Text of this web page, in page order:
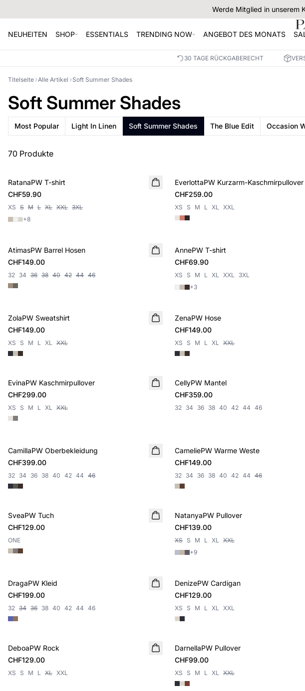
Werde Mitglied in unserem
NEUHEITEN SHOP ESSENTIALS TRENDING NOW ANGEBOT DES MONATS
30 TAGE RÜCKGABERECHT
Titelseite Alle Artikel Soft Summer Shades
Soft Summer Shades
Most Popular Light In Linen Soft Summer Shades The Blue Edit Occasion
70 Produkte
NEUHEIT
RatanaPW T-shirt
CHF59.90
XS S M L XL XXL 3XL
+8
NEUHEIT
EverlottaPW Kurzarm-Kaschmirpullover
CHF259.00
XS S M L XL XXL
NEUHEIT
AtimasPW Barrel Hosen
CHF149.00
32 34 36 38 40 42 44 46
NEUHEIT
AnnePW T-shirt
CHF69.90
XS S M L XL XXL 3XL
+3
NEUHEIT
ZolaPW Sweatshirt
CHF149.00
XS S M L XL XXL
NEUHEIT
ZenaPW Hose
CHF149.00
XS S M L XL XXL
NEUHEIT
EvinaPW Kaschmirpullover
CHF299.00
XS S M L XL XXL
NEUHEIT
CellyPW Mantel
CHF359.00
32 34 36 38 40 42 44 46
NEUHEIT
CamillaPW Oberbekleidung
CHF399.00
32 34 36 38 40 42 44 46
NEUHEIT
CameliePW Warme Weste
CHF149.00
32 34 36 38 40 42 44 46
NEUHEIT
SveaPW Tuch
CHF129.00
ONE
NEUHEIT
NatanyaPW Pullover
CHF139.00
XS S M L XL XXL
+9
NEUHEIT
DragaPW Kleid
CHF199.00
32 34 36 38 40 42 44 46
NEUHEIT
DenizePW Cardigan
CHF129.00
XS S M L XL XXL
NEUHEIT
DeboaPW Rock
CHF129.00
XS S M L XL XXL
NEUHEIT
DarnellaPW Pullover
CHF99.00
XS S M L XL XXL